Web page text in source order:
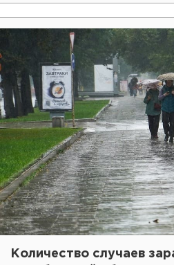
Количество случаев